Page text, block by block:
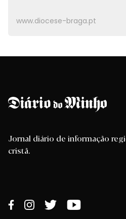
www.diocese-braga.pt
Jornal diário de informação
cristã.